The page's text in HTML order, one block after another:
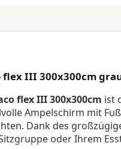
III 300x300cm
flex III 300x300cm ist
Ampelschirm mit
Dank des
oder Ihrem